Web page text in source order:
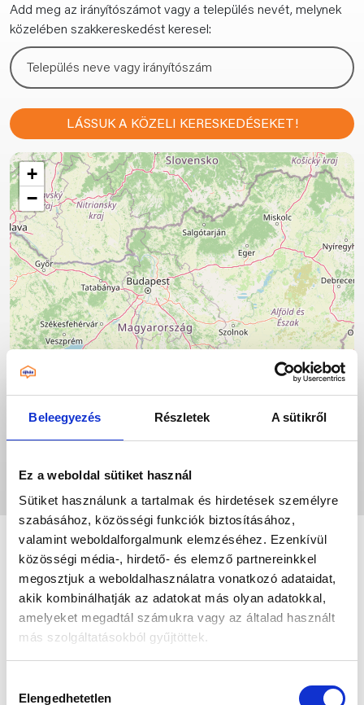
Beleegyezés Részletek A sütikről
Ez a weboldal sütiket használ
Sütiket használunk a tartalmak és hirdetések személyre
szabásához, közösségi funkciók biztosításához,
valamint weboldalforgalmunk elemzéséhez. Ezenkívül
közösségi média-, hirdető- és elemző partnereinkkel
megosztjuk a weboldalhasználatra vonatkozó adataidat,
akik kombinálhatják az adatokat más olyan adatokkal,
amelyeket megadtál számukra vagy az általad használt
más szolgáltatásokból gyűjtöttek.
megnyomásával kifejezett hozzájárulásodat adod az
kiválasztása
Elengedhetetlen
Add meg az irányítószámot vagy a település nevét, melynek
közelében szakkereskedést keresel:
LÁSSUK A KÖZELI KERESKEDÉSEKET!
+
−
Leaflet ©OpenStreetMapcontributors